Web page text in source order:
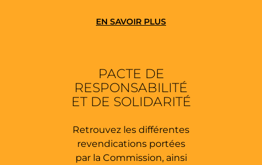
EN SAVOIR PLUS
PACTE DE
RESPONSABILITÉ
ET DE SOLIDARITÉ
Retrouvez les différentes
revendications portées
par la Commission, ainsi